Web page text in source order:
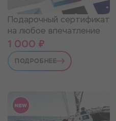
Подарочный сертификат
на любое впечатление
1 000 ₽
ПОДРОБНЕЕ